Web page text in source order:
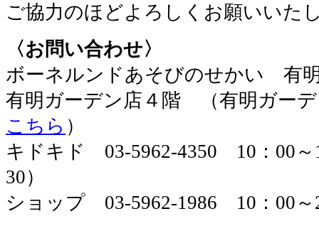
ご協力のほどよろしくお願いいた
〈お問い合わせ〉
ボーネルンドあそびのせかい 有
有明ガーデン店４階 （有明ガー
こちら ）
キドキド 03-5962-4350 10：00～
30）
ショップ 03-5962-1986 10：00～